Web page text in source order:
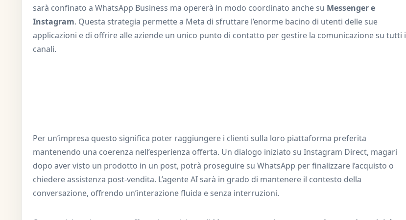
sarà confinato a WhatsApp Business ma opererà in modo coordinato anche su Messenger e
Instagram. Questa strategia permette a Meta di sfruttare l’enorme bacino di utenti delle sue
applicazioni e di offrire alle aziende un unico punto di contatto per gestire la comunicazione su tutti i
canali.
Per un’impresa questo significa poter raggiungere i clienti sulla loro piattaforma preferita
mantenendo una coerenza nell’esperienza offerta. Un dialogo iniziato su Instagram Direct, magari
dopo aver visto un prodotto in un post, potrà proseguire su WhatsApp per finalizzare l’acquisto o
chiedere assistenza post-vendita. L’agente AI sarà in grado di mantenere il contesto della
conversazione, offrendo un’interazione fluida e senza interruzioni.